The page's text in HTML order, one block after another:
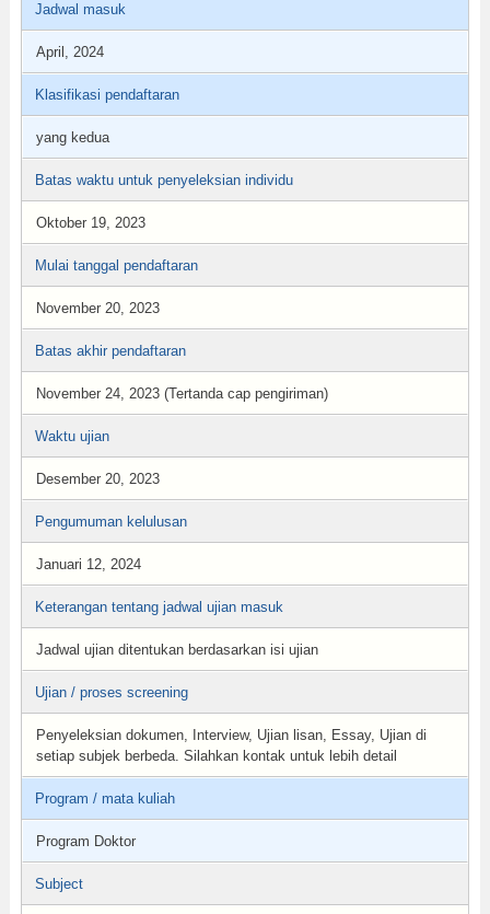
Jadwal masuk
April, 2024
Klasifikasi pendaftaran
yang kedua
Batas waktu untuk penyeleksian individu
Oktober 19, 2023
Mulai tanggal pendaftaran
November 20, 2023
Batas akhir pendaftaran
November 24, 2023 (Tertanda cap pengiriman)
Waktu ujian
Desember 20, 2023
Pengumuman kelulusan
Januari 12, 2024
Keterangan tentang jadwal ujian masuk
Jadwal ujian ditentukan berdasarkan isi ujian
Ujian / proses screening
Penyeleksian dokumen, Interview, Ujian lisan, Essay, Ujian di
setiap subjek berbeda. Silahkan kontak untuk lebih detail
Program / mata kuliah
Program Doktor
Subject